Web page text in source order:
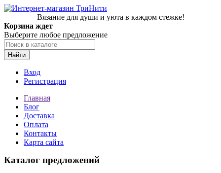
Вязание для души и уюта в каждом стежке!
Корзина ждет
Выберите любое предложение
Найти
Вход
Регистрация
Главная
Блог
Доставка
Оплата
Контакты
Карта сайта
Каталог предложений